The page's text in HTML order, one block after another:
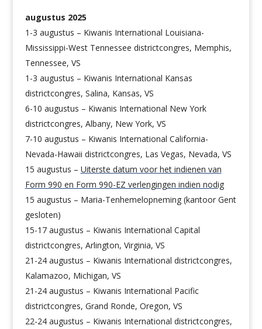
augustus 2025
1-3 augustus – Kiwanis International Louisiana-
Mississippi-West Tennessee districtcongres, Memphis,
Tennessee, VS
1-3 augustus – Kiwanis International Kansas
districtcongres, Salina, Kansas, VS
6-10 augustus – Kiwanis International New York
districtcongres, Albany, New York, VS
7-10 augustus – Kiwanis International California-
Nevada-Hawaii districtcongres, Las Vegas, Nevada, VS
15 augustus – Uiterste datum voor het indienen van
Form 990 en Form 990-EZ verlengingen indien nodig
15 augustus – Maria-Tenhemelopneming (kantoor Gent
gesloten)
15-17 augustus – Kiwanis International Capital
districtcongres, Arlington, Virginia, VS
21-24 augustus – Kiwanis International districtcongres,
Kalamazoo, Michigan, VS
21-24 augustus – Kiwanis International Pacific
districtcongres, Grand Ronde, Oregon, VS
22-24 augustus – Kiwanis International districtcongres,